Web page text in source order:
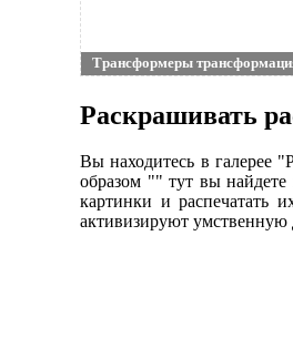
Трансформеры
Раскрашивать
Вы находитесь в галерее
образом "" тут вы
картинки и распечатать
активизируют умственную